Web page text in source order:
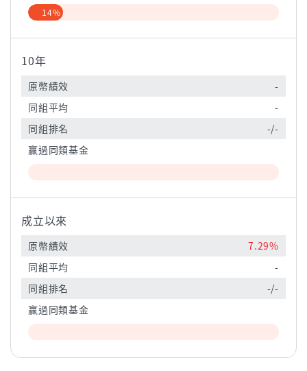
14%
10年
原幣績效
-
同組平均
-
同組排名
-/-
贏過同類基金
成立以來
原幣績效
7.29%
同組平均
-
同組排名
-/-
贏過同類基金